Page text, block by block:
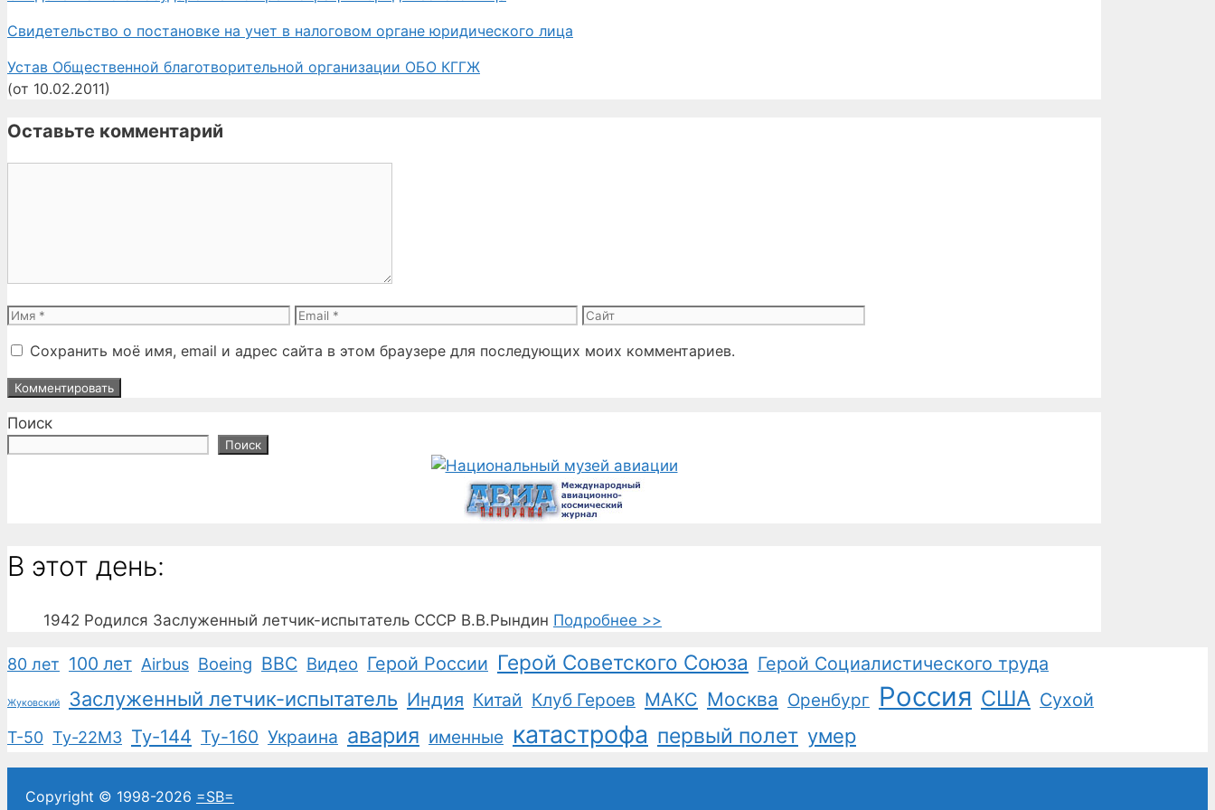
Свидетельство о постановке на учет в налоговом органе юридического лица
Устав Общественной благотворительной организации ОБО КГГЖ
(от 10.02.2011)
Оставьте комментарий
Имя Email Сайт
Сохранить моё имя, email и адрес сайта в этом браузере для последующих моих комментариев.
Поиск
Поиск
В этот день:
1942 Родился Заслуженный летчик-испытатель СССР В.В.Рындин Подробнее >>
80 лет 100 лет Airbus Boeing ВВС Видео Герой России Герой Советского Союза Герой Социалистического труда
Жуковский Заслуженный летчик-испытатель Индия Китай Клуб Героев МАКС Москва Оренбург Россия США Сухой
Т-50 Ту-22М3 Ту-144 Ту-160 Украина авария именные катастрофа первый полет умер
Copyright © 1998-2026 =SB=